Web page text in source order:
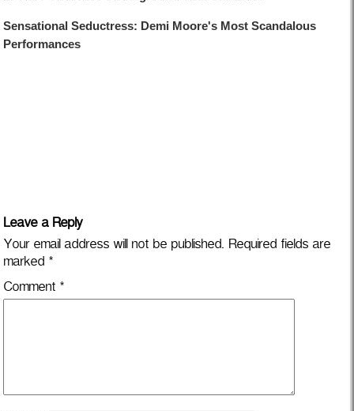
Leave a Reply
Your email address will not be published. Required fields are
marked *
Comment *